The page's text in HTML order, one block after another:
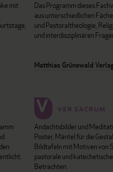
mit
Das Programm dieses
aus unterschiedlichen
und Pastoraltheologie,
und interdisziplinären
Matthias Grünewald
Andachtsbilder und
Poster, Mäntel für die
Bildtafeln mit Motiven von
pastorale und
Betrachten.